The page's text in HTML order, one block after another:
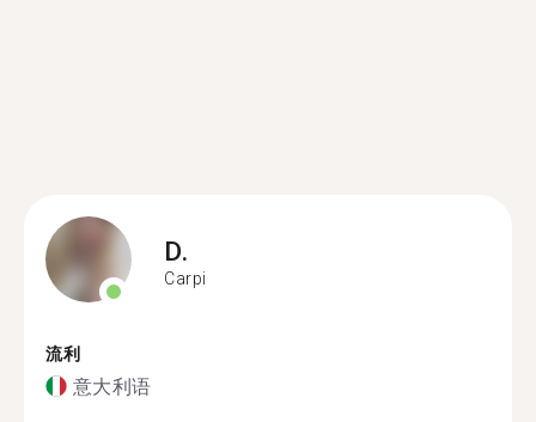
D.
Carpi
流利
意大利语